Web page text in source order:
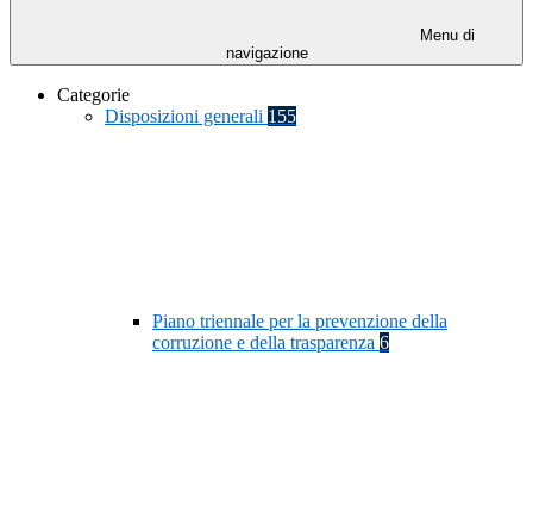
Menu di
navigazione
Categorie
Disposizioni generali 155
Piano triennale per la prevenzione della
corruzione e della trasparenza 6